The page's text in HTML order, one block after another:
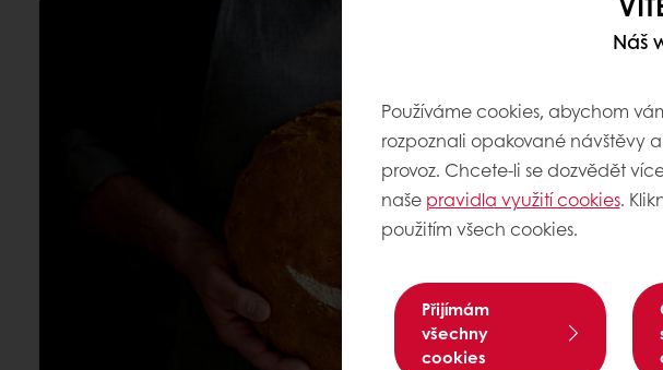
Náš
Používáme cookies, abychom
rozpoznali opakované návštěvy
provoz. Chcete-li se dozvědět
naše pravidla využití cookies.
použitím všech cookies.
Přijímám
všechny
cookies